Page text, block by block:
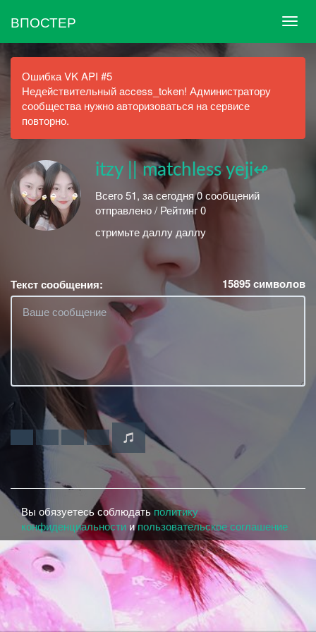
ВПОСТЕР
Ошибка VK API #5
Недействительный access_token! Администратору
сообщества нужно авторизоваться на сервисе
повторно.
itzy || matchless yeji↫
Всего 51, за сегодня 0 сообщений
отправлено / Рейтинг 0
стримьте даллу даллу
Текст сообщения: 15895символов
Вы обязуетесь соблюдать политику
конфиденциальности ипользовательское соглашение